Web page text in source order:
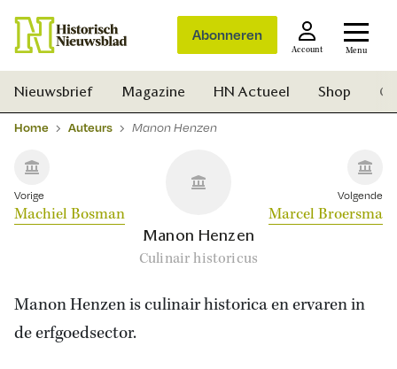
Abonneren
Account Menu
Nieuwsbrief Magazine HN Actueel Shop
Home Auteurs Manon Henzen
Vorige
Machiel Bosman
Manon Henzen
Culinair historicus
Volgende
Marcel Broersma
Manon Henzen is culinair historica en ervaren in
de erfgoedsector.